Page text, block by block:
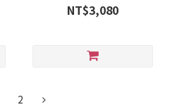
NT$3,080
2